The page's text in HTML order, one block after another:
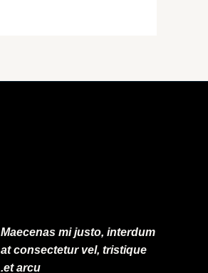
Maecenas mi justo, interdum
at consectetur vel, tristique
et arcu.